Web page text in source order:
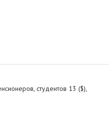
студентов 13 ($),